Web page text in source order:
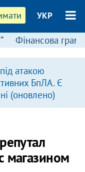
УКР
Фінансова
атакою
БпЛА. Є
(оновлено)
магазином